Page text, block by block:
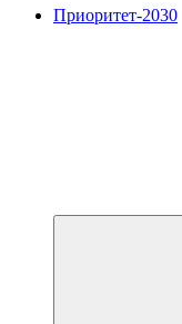
Приоритет-2030